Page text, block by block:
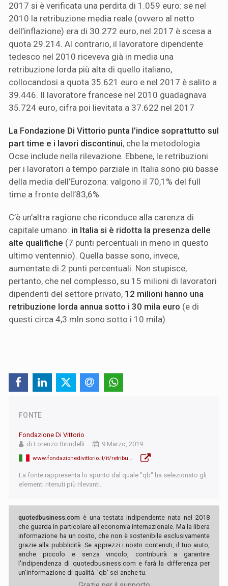
2017 si è verificata una perdita di 1.059 euro: se nel
2010 la retribuzione media reale (ovvero al netto
dell’inflazione) era di 30.272 euro, nel 2017 è scesa a
quota 29.214. Al contrario, il lavoratore dipendente
tedesco nel 2010 riceveva già in media una
retribuzione lorda più alta di quello italiano,
collocandosi a quota 35.621 euro e nel 2017 è salito a
39.446. Il lavoratore francese nel 2010 guadagnava
35.724 euro, cifra poi lievitata a 37.622 nel 2017
La Fondazione Di Vittorio punta l’indice soprattutto sul
part time e i lavori discontinui, che la metodologia
Ocse include nella rilevazione. Ebbene, le retribuzioni
per i lavoratori a tempo parziale in Italia sono più basse
della media dell’Eurozona: valgono il 70,1% del full
time a fronte dell’83,6%.
C’è un’altra ragione che riconduce alla carenza di
capitale umano: in Italia si è ridotta la presenza delle
alte qualifiche (7 punti percentuali in meno in questo
ultimo ventennio). Quella basse sono, invece,
aumentate di 2 punti percentuali. Non stupisce,
pertanto, che nel complesso, su 15 milioni di lavoratori
dipendenti del settore privato, 12 milioni hanno una
retribuzione lorda annua sotto i 30 mila euro (e di
questi circa 4,3 mln sono sotto i 10 mila).
FONTE
Fondazione Di Vittorio
di Lorenzo Birindelli
9 Marzo, 2019
La fonte rappresenta lo spunto dal quale "qb" ha selezionato gli
elementi ritenuti più rilevanti.
quotedbusiness.com è una testata indipendente nata nel 2018
che guarda in particolare all'economia internazionale. Ma la libera
informazione ha un costo, che non è sostenibile esclusivamente
grazie alla pubblicità. Se apprezzi i nostri contenuti, il tuo aiuto,
anche piccolo e senza vincolo, contribuirà a garantire
l'indipendenza di quotedbusiness.com e farà la differenza per
un'informazione di qualità. 'qb' sei anche tu.